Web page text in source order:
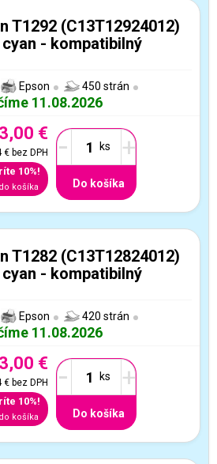
T1292 (C13T12924012)
cyan - kompatibilný
Epson 450 strán
11.08.2026
3,00 €
€bez DPH
10%!
košíka
- +
Do košíka
T1282 (C13T12824012)
cyan - kompatibilný
Epson 420 strán
11.08.2026
3,00 €
€bez DPH
10%!
košíka
- +
Do košíka